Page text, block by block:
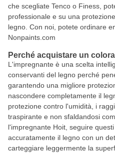
che scegliate Tenco o Finess,
professionale e su una
legno. Con noi, potete ordinare
Nonpaints.com
Perché acquistare un
L'impregnante è una scelta
conservanti del legno perché
garantendo una migliore
nascondere completamente il
protezione contro l'umidità, i
traspirante e non sfaldandosi
l'impregnante Hoit, seguire
accuratamente il legno con un
carteggiare leggermente la